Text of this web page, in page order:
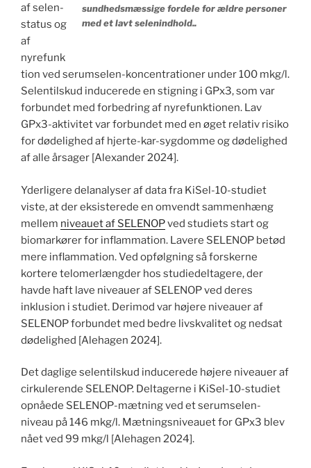
sundhedsmæssige fordele for ældre personer
med et lavt selenindhold..
af selen-
status og
af
nyrefunk
tion ved serumselen-koncentrationer under 100 mkg/l.
Selentilskud inducerede en stigning i GPx3, som var
forbundet med forbedring af nyrefunktionen. Lav
GPx3-aktivitet var forbundet med en øget relativ risiko
for dødelighed af hjerte-kar-sygdomme og dødelighed
af alle årsager [Alexander 2024].
Yderligere delanalyser af data fra KiSel-10-studiet
viste, at der eksisterede en omvendt sammenhæng
mellem niveauet af SELENOPved studiets start og
biomarkører for inflammation. Lavere SELENOP betød
mere inflammation. Ved opfølgning så forskerne
kortere telomerlængder hos studiedeltagere, der
havde haft lave niveauer af SELENOP ved deres
inklusion i studiet. Derimod var højere niveauer af
SELENOP forbundet med bedre livskvalitet og nedsat
dødelighed [Alehagen 2024].
Det daglige selentilskud inducerede højere niveauer af
cirkulerende SELENOP. Deltagerne i KiSel-10-studiet
opnåede SELENOP-mætning ved et serumselen-
niveau på 146 mkg/l. Mætningsniveauet for GPx3 blev
nået ved 99 mkg/l [Alehagen 2024].